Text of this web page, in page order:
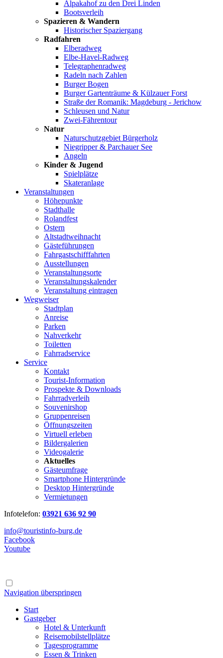
Alpakahof zu den Drei Linden
Bootsverleih
Spazieren & Wandern
Historischer Spaziergang
Radfahren
Elberadweg
Elbe-Havel-Radweg
Telegraphenradweg
Radeln nach Zahlen
Burger Bogen
Burger Gartenträume & Külzauer Forst
Straße der Romanik: Magdeburg - Jerichow
Schleusen und Natur
Zwei-Fährentour
Natur
Naturschutzgebiet Bürgerholz
Niegripper & Parchauer See
Angeln
Kinder & Jugend
Spielplätze
Skateranlage
Veranstaltungen
Höhepunkte
Stadthalle
Rolandfest
Ostern
Altstadtweihnacht
Gästeführungen
Fahrgastschifffahrten
Ausstellungen
Veranstaltungsorte
Veranstaltungskalender
Veranstaltung eintragen
Wegweiser
Stadtplan
Anreise
Parken
Nahverkehr
Toiletten
Fahrradservice
Service
Kontakt
Tourist-Information
Prospekte & Downloads
Fahrradverleih
Souvenirshop
Gruppenreisen
Öffnungszeiten
Virtuell erleben
Bildergalerien
Videogalerie
Aktuelles
Gästeumfrage
Smartphone Hintergründe
Desktop Hintergründe
Vermietungen
Infotelefon: 03921 636 92 90
info@touristinfo-burg.de
Facebook
Youtube
Navigation überspringen
Start
Gastgeber
Hotel & Unterkunft
Reisemobilstellplätze
Tagesprogramme
Essen & Trinken